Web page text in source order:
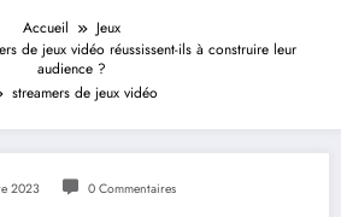
Accueil
Jeux
de jeux vidéo réussissent-ils à construire leur
audience ?
streamers de jeux vidéo
2023 0 Commentaires